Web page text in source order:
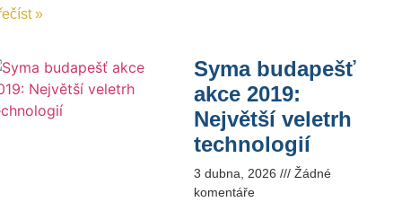
»
Syma budapešť
akce 2019:
Největší veletrh
technologií
3 dubna, 2026
Žádné
komentáře